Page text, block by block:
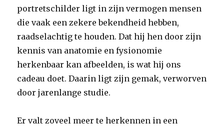
portretschilder ligt in zijn vermogen mensen
die vaak een zekere bekendheid hebben,
raadselachtig te houden. Dat hij hen door zijn
kennis van anatomie en fysionomie
herkenbaar kan afbeelden, is wat hij ons
cadeau doet. Daarin ligt zijn gemak, verworven
door jarenlange studie.
Er valt zoveel meer te herkennen in een